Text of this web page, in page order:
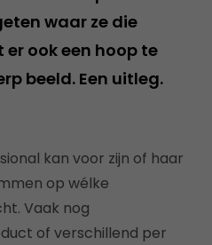
waar ze die
ook een hoop te
beeld. Een uitleg.
kan voor zijn of haar
op wélke
Vaak nog
of verschillend per